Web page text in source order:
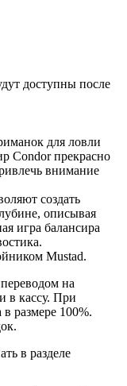
доступны после
для ловли
Condor прекрасно
внимание
создать
описывая
игра балансира
Mustad.
на
в кассу. При
в размере 100%.
в разделе